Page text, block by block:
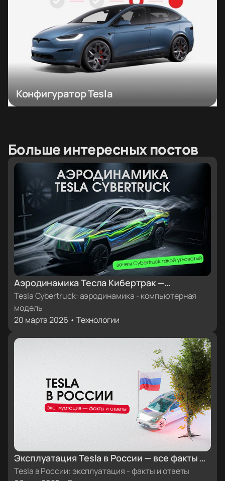
Конфигуратор Tesla
Больше интересных постов
Аэродинамика Тесла Кибертрак —
компьютерная модель
Tesla Cybertruck: аэродинамика - компьютерная
модель
20 марта 2026 • Технологии
Эксплуатация Tesla в России — все факты и
ответы
Tesla в России: эксплуатация - факты и ответы